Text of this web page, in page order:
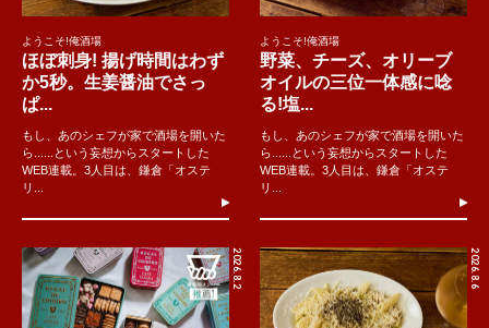
ようこそ!俺酒場
ほぼ刺身! 揚げ時間はわず
か5秒。生姜醤油でさっ
ぱ...
もし、あのシェフが家で酒場を開いた
ら......という妄想からスタートした
WEB連載。3人目は、鎌倉「オステ
リ...
ようこそ!俺酒場
野菜、チーズ、オリーブ
オイルの三位一体感に唸
る!塩...
もし、あのシェフが家で酒場を開いた
ら......という妄想からスタートした
WEB連載。3人目は、鎌倉「オステ
リ...
2026.8.2 2026.8.6